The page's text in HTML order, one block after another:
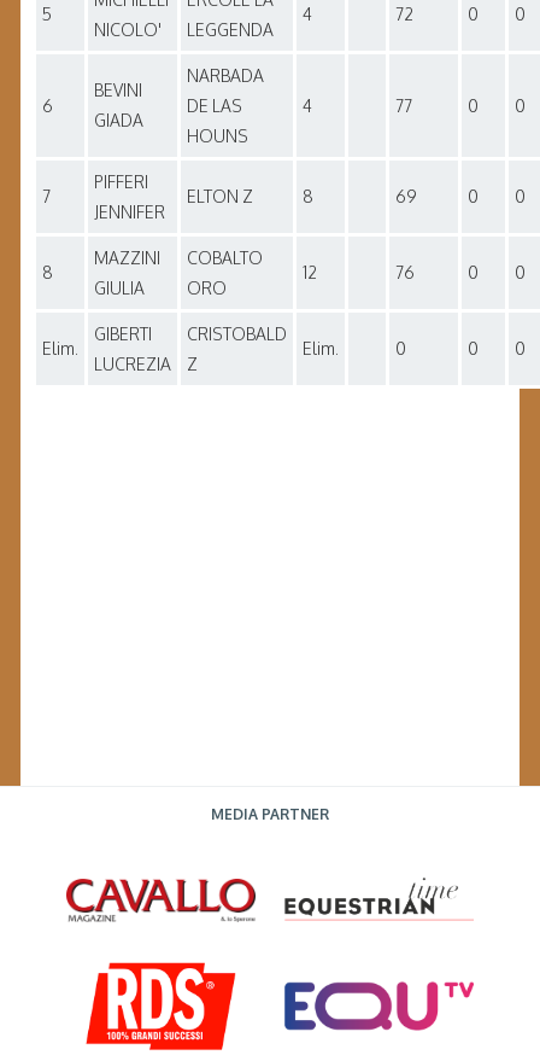
5
NICOLO'
LEGGENDA
4 72 0 0
6
BEVINI
GIADA
NARBADA
DE LAS
HOUNS
4 77 0 0
7
PIFFERI
JENNIFER
ELTON Z 8 69 0 0
8
MAZZINI
GIULIA
COBALTO
ORO
12 76 0 0
Elim.
GIBERTI
LUCREZIA
CRISTOBALD
Z
Elim. 0 0 0
MEDIA PARTNER